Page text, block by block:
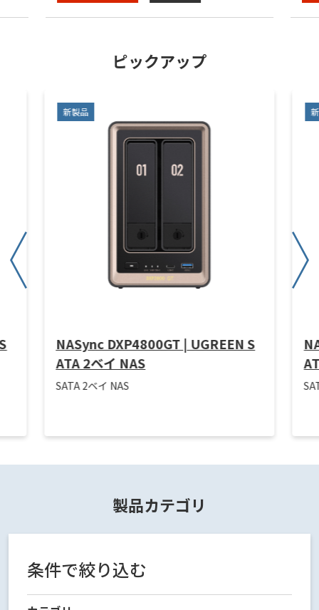
ピックアップ
新製品
NASync DXP4800GT | UGREEN S
ATA 2ベイ NAS
SATA 2ベイ NAS
製品カテゴリ
条件で絞り込む